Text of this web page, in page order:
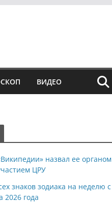
ВИДЕО
назвал ее органом
ЦРУ
знаков зодиака на неделю с
2026 года